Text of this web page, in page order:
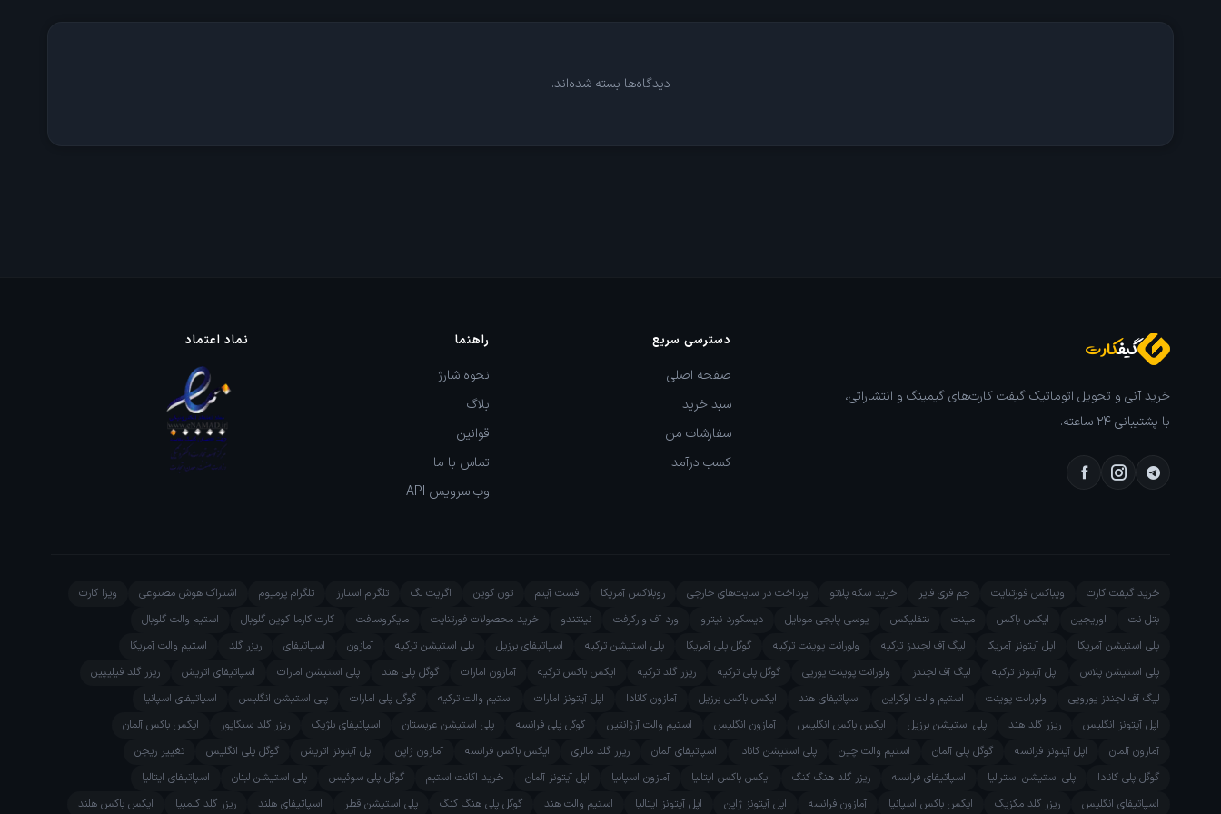
دیدگاه‌ها بسته شده‌اند.
گیفکارت
خرید آنی و تحویل اتوماتیک گیفت کارت‌های گیمینگ و انتشاراتی،
با پشتیبانی ۲۴ ساعته.
دسترسی سریع
صفحه اصلی
سبد خرید
سفارشات من
کسب درآمد
راهنما
نحوه شارژ
بلاگ
قوانین
تماس با ما
وب سرویس API
نماد اعتماد
خرید گیفت کارت ویباکس فورتنایت جم فری فایر خرید سکه پلاتو پرداخت در سایت‌های خارجی روبلاکس آمریکا فست آیتم تون کوین اگزیت لگ تلگرام استارز تلگرام پرمیوم اشتراک هوش مصنوعی
ویزا کارت
بتل نت
اوریجین ایکس باکس مینت نتفلیکس یوسی پابجی موبایل دیسکورد نیترو ورد آف وارکرفت نینتندو خرید محصولات فورتنایت مایکروسافت کارت کارما کوین گلوبال
استیم والت گلوبال
پلی استیشن آمریکا
اپل آیتونز آمریکا لیگ آف لجندز ترکیه ولورانت پوینت ترکیه گوگل پلی آمریکا پلی استیشن ترکیه اسپاتیفای برزیل پلی استیشن ترکیه آمازون اسپاتیفای ریزر گلد
استیم والت آمریکا
پلی استیشن پلاس
اپل آیتونز ترکیه لیگ آف لجندز ولورانت پوینت یوریی گوگل پلی ترکیه ریزر گلد ترکیه ایکس باکس ترکیه آمازون امارات گوگل پلی هند پلی استیشن امارات اسپاتیفای اتریش
ریزر گلد فیلیپین
لیگ آف لجندز یورویی
ولورانت پوینت استیم والت اوکراین اسپاتیفای هند ایکس باکس برزیل آمازون کانادا اپل آیتونز امارات استیم والت ترکیه گوگل پلی امارات پلی استیشن انگلیس
اسپاتیفای اسپانیا
اپل آیتونز انگلیس
ریزر گلد هند پلی استیشن برزیل ایکس باکس انگلیس آمازون انگلیس استیم والت آرژانتین گوگل پلی فرانسه پلی استیشن عربستان اسپاتیفای بلژیک ریزر گلد سنگاپور
ایکس باکس آلمان
آمازون آلمان
اپل آیتونز فرانسه گوگل پلی آلمان استیم والت چین پلی استیشن کانادا اسپاتیفای آلمان ریزر گلد مالزی ایکس باکس فرانسه آمازون ژاپن اپل آیتونز اتریش گوگل پلی انگلیس
تغییر ریجن
گوگل پلی کانادا
پلی استیشن استرالیا اسپاتیفای فرانسه ریزر گلد هنگ کنگ ایکس باکس ایتالیا آمازون اسپانیا اپل آیتونز آلمان خرید اکانت استیم گوگل پلی سوئیس پلی استیشن لبنان
اسپاتیفای ایتالیا
اسپاتیفای انگلیس
ریزر گلد مکزیک ایکس باکس اسپانیا آمازون فرانسه اپل آیتونز ژاپن اپل آیتونز ایتالیا استیم والت هند گوگل پلی هنگ کنگ پلی استیشن قطر اسپاتیفای هلند ریزر گلد کلمبیا ایکس باکس هلند